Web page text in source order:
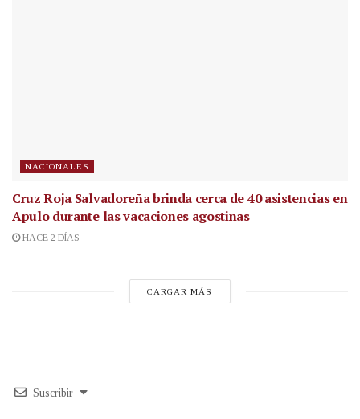
NACIONALES
Cruz Roja Salvadoreña brinda cerca de 40 asistencias en
Apulo durante las vacaciones agostinas
HACE 2 DÍAS
CARGAR MÁS
Suscribir